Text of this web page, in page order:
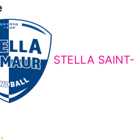
STELLA SAINT-